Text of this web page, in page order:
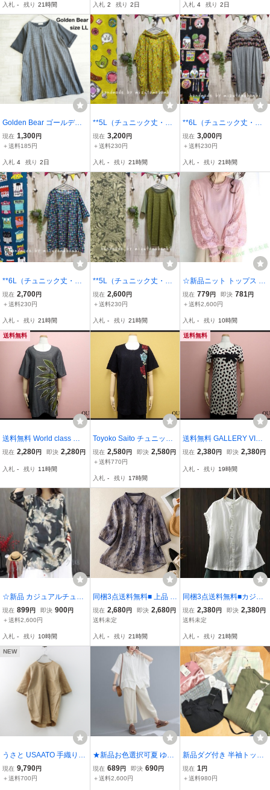
イズ レディース ブラウス
～グリーン
入札 - 残り 21時間
ニック ブラウス＊gb271
大きいサイズ
入札 2 残り 2日
ク ワンピース＊gb273 大
きいサイズ
入札 4 残り 2日
Golden Bear ゴールデン
ベア◆レディース LL＊半
袖 コットンリネン 異素材
ンピース＊gb274 大きい
サイズ
現在 1,300円
＋送料185円
入札 4 残り 2日
**5L（チュニック丈・長
めの半袖) **「ねこねこボ
タン（マスタード）」柄5
玉バンビハンドメイド**
現在 3,200円
＋送料230円
入札 - 残り 21時間
**6L（チュニック丈・長
めの半袖) **グレー杢ニッ
ト＆「ねこのお気に入り
ク・袖・PK）5分袖チュ
ニ**水玉バンビ
現在 3,000円
＋送料230円
入札 - 残り 21時間
**6L（チュニック丈・長
めの半袖）**「ねこの糸
たち（ブルーグリー
玉バンビハンドメイド
現在 2,700円
＋送料230円
入札 - 残り 21時間
**5L（チュニック丈・長
めの半袖) **カーキニット
＆ウィリアムモリス「Pur
Green）」（フロント）5
分袖チュニ**
現在 2,600円
＋送料230円
入札 - 残り 21時間
☆新品ニット トップス ニ
ット 長袖 レース切り替え
お花 可愛い 大人 レディ
ニック ピンク
現在 779円 即決 781円
＋送料2,600円
入札 - 残り 10時間
送料無料
送料無料 World class チ
ュニックシャツ・L◆ワー
袖/レディース/@B1/25文
現在 2,280円 即決 2,280円
入札 - 残り 11時間
Toyoko Saito チュニック
ニット□トヨコサイトウ/
花柄/バラ/半袖/レディー
現在 2,580円 即決 2,580円
＋送料770円
入札 - 残り 17時間
送料無料
送料無料 GALLERY VISC
ONTI チュニック・2◆ギ
ットソー/ハート柄/リボ
現在 2,380円 即決 2,380円
入札 - 残り 19時間
☆新品 カジュアルチュニ
ックプリント柄ブラウス
大人可愛いおしゃれきれ
いサイズ シャツブラウス
～黒
現在 899円 即決 900円
＋送料2,600円
入札 - 残り 10時間
同梱3点送料無料■ 上品 花
柄 ブラウスシャツ レディ
ース プリント柄 半袖 シ
前開け 涼しげ 通勤 チュ
現在 2,680円 即決 2,680円
送料未定
入札 - 残り 21時間
同梱3点送料無料■カジュ
アル ゆったり 綿麻シャツ
レディース トップス シャ
ック 大きいサイズ 通勤■
ホワイト
現在 2,380円 即決 2,380円
送料未定
入札 - 残り 21時間
NEW
うさと USAATO 手織り
天然草木染 ストライプ ポ
ケット チュニック ｜ベー
現在 9,790円
＋送料700円
★新品お色選択可夏 ゆっ
たりブラウス 大 シャツ
ドルマン袖 半袖 チュニッ
現在 689円 即決 690円
＋送料2,600円
新品ダグ付き 半袖トップ
ス ミニスカート 長袖スエ
ット 布製ウエストベルト
現在 1 円
＋送料980円